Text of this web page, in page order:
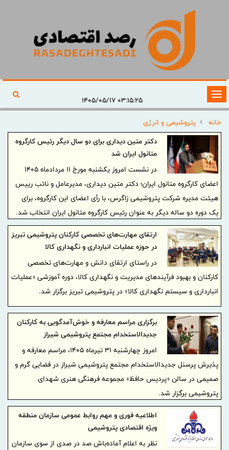
تغییر
وضعیت
ناوبری
خانه
پتروشیمی و انرژی
دکتر متین دیداری برای دو سال دیگر رئیس کارگروه
متانول ایران شد
در نشست امروز یکشنبه مورخ ۱۱ مردادماه ۱۴۰۵
اعضای کارگروه متانول ایران؛ دکتر متین دیداری، مدیرعامل و‌ نائب رییس
هیئت مدیره شرکت پتروشیمی زاگرس، با رأی اعضای این کارگروه، برای
یک دوره دو ساله دیگر به عنوان رئیس کارگروه متانول ایران انتخاب شد.
ارتقای مهارت‌های تخصصی کارکنان پتروشیمی تبریز
در حوزه عملیات انبارداری و نگهداری کالا
در راستای ارتقای دانش و مهارت‌های تخصصی
کارکنان و بهبود فرآیندهای مدیریت و نگهداری کالا، دوره آموزشی «عملیات
انبارداری و سیستم نگهداری کالا» در پتروشیمی تبریز برگزار شد.
برگزاری مراسم معارفه و خوش‌آمدگویی به كاركنان
جدیدالاستخدام مجتمع پتروشیمی شیراز
امروز چهارشنبه ۳۱ تیرماه ۱۴۰۵، مراسم معارفه و
پذیرش پرسنل جدیدالاستخدام مجتمع پتروشیمی شیراز در فضایی گرم و
صمیمی در سالن «پردیس حافظ» مجموعه فرهنگی هنری شهدای
پتروشیمی برگزار شد.
اطلاعیه فوری و مهم روابط عمومی سازمان منطقه
ویژه اقتصادی پتروشیمی
نظر به اعلام آماده‌باش صد در صدی از سوی سازمان